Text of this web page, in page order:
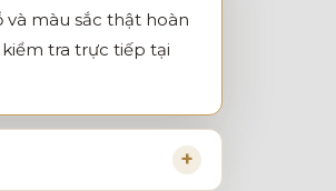
màu sắc thật hoàn
tra trực tiếp tại